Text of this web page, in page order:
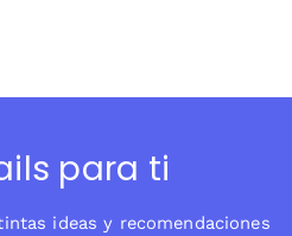
para ti
ideas y recomendaciones